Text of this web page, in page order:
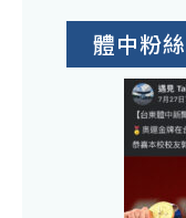
體中粉